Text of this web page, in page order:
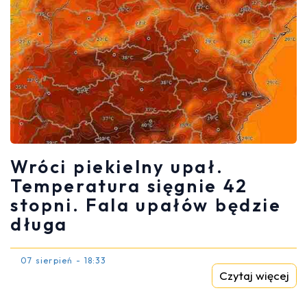
Wróci piekielny upał.
Temperatura sięgnie 42
stopni. Fala upałów będzie
długa
07 sierpień - 18:33
Czytaj więcej